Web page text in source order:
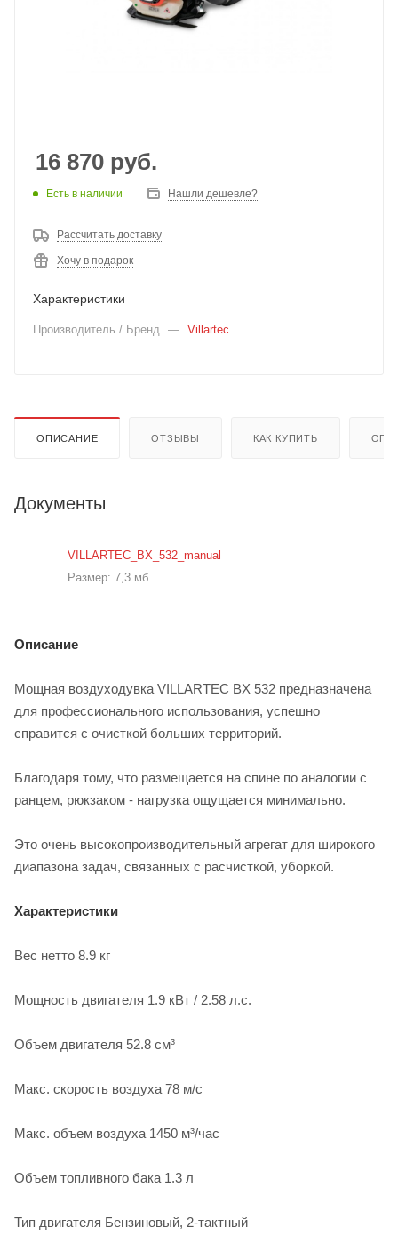
16 870 руб.
Есть в наличии Нашли дешевле?
Рассчитать доставку
Хочу в подарок
Характеристики
Производитель / Бренд — Villartec
ОПИСАНИЕ ОТЗЫВЫ КАК КУПИТЬ
Документы
VILLARTEC_BX_532_manual
Размер: 7,3 мб
Описание
Мощная воздуходувка VILLARTEC BX 532 предназначена
для профессионального использования, успешно
справится с очисткой больших территорий.
Благодаря тому, что размещается на спине по аналогии с
ранцем, рюкзаком - нагрузка ощущается минимально.
Это очень высокопроизводительный агрегат для широкого
диапазона задач, связанных с расчисткой, уборкой.
Характеристики
Вес нетто 8.9 кг
Мощность двигателя 1.9 кВт / 2.58 л.с.
Объем двигателя 52.8 см³
Макс. скорость воздуха 78 м/с
Макс. объем воздуха 1450 м³/час
Объем топливного бака 1.3 л
Тип двигателя Бензиновый, 2-тактный